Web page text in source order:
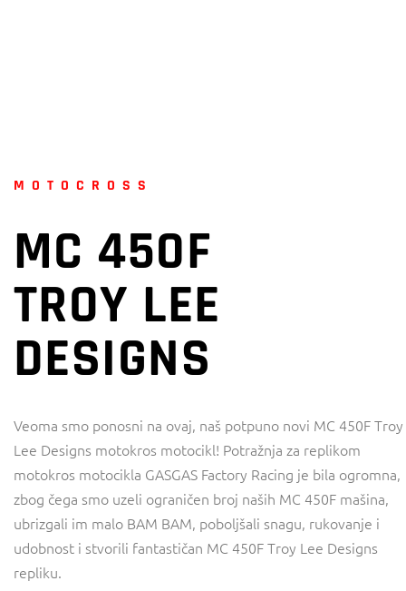
MOTOCROSS
MC 450F
TROY LEE
DESIGNS
Veoma smo ponosni na ovaj, naš potpuno novi MC 450F Troy
Lee Designs motokros motocikl! Potražnja za replikom
motokros motocikla GASGAS Factory Racing je bila ogromna,
zbog čega smo uzeli ograničen broj naših MC 450F mašina,
ubrizgali im malo BAM BAM, poboljšali snagu, rukovanje i
udobnost i stvorili fantastičan MC 450F Troy Lee Designs
repliku.